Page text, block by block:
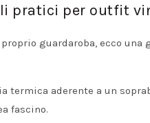
pratici per outfit
guardaroba, ecco
termica aderente a un
fascino.